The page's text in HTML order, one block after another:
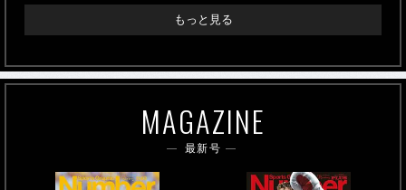
もっと見る
MAGAZINE
最新号